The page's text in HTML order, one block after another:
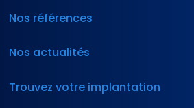
Nos références
Nos actualités
Trouvez votre implantation